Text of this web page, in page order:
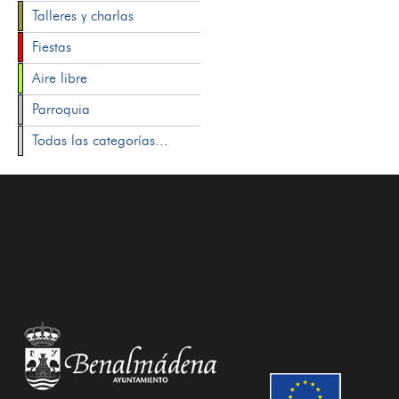
Talleres y charlas
Fiestas
Aire libre
Parroquia
Todas las categorías...